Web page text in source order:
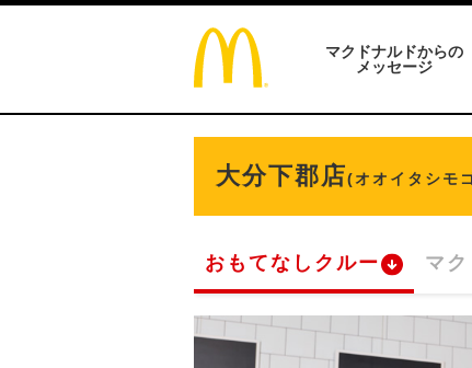
マクドナルドからの
メッセージ
大分下郡店(オオイタシモ
おもてなしクルー マ